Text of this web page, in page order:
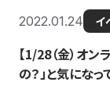
2022.01.24 イ
【1/28（金）オ
の？」と気にな